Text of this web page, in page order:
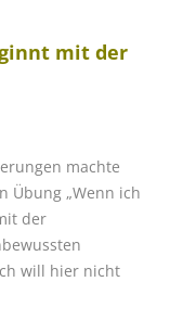
mit der
machte
Übung „Wenn ich
der
will hier nicht